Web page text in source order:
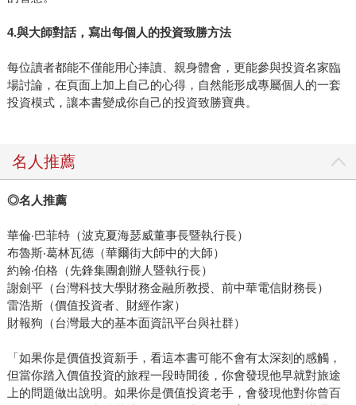
4.與大師對話，寫出每個人的投資致勝方法
每位讀者都能不僅能用心捧讀、親身體會，更能參與投資名家臨
場討論，在頁面上加上自己的心得，自然能形成專屬個人的一套
投資模式，讓本書變成你自己的投資致勝寶典。
名人推薦
◎名人推薦
華倫‧巴菲特（波克夏海瑟威董事長暨執行長）
布魯斯‧葛林瓦德（華爾街大師中的大師）
約翰‧伯格（先鋒集團創辦人暨執行長）
謝劍平（台灣科技大學財務金融所教授、前中華電信財務長）
雷浩斯（價值投資者、財經作家）
財報狗（台灣最大的基本面資訊平台與社群）
「如果你是價值投資新手，看這本書可能不會有太深刻的感觸，
但當你踏入價值投資的旅程一段時間後，你會發現他早就對旅途
上的問題做出說明。如果你是價值投資老手，會發現他對你曾百